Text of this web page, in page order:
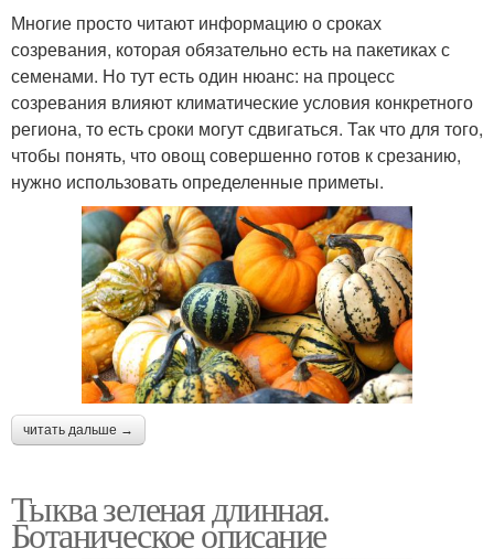
Многие просто читают информацию о сроках
созревания, которая обязательно есть на пакетиках с
семенами. Но тут есть один нюанс: на процесс
созревания влияют климатические условия конкретного
региона, то есть сроки могут сдвигаться. Так что для того,
чтобы понять, что овощ совершенно готов к срезанию,
нужно использовать определенные приметы.
читать дальше →
Тыква зеленая длинная.
Ботаническое описание